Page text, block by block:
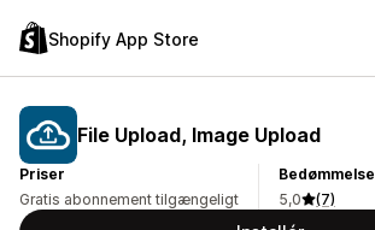
Shopify App Store
File Upload, Image Upload
Priser
Gratis abonnement tilgængeligt
Bedømmelse
5,0
(7)